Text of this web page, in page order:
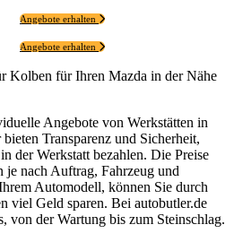
Angebote erhalten
Angebote erhalten
Kolben für Ihren Mazda in der Nähe
Angebote von Werkstätten in
Transparenz und Sicherheit,
der Werkstatt bezahlen. Die Preise
je nach Auftrag, Fahrzeug und
Automodell, können Sie durch
viel Geld sparen. Bei autobutler.de
von der Wartung bis zum Steinschlag.